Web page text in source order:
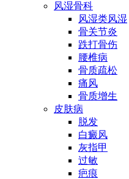
风湿骨科
风湿类风湿
骨关节炎
跌打骨伤
腰椎病
骨质疏松
痛风
骨质增生
皮肤病
脱发
白癜风
灰指甲
过敏
疤痕